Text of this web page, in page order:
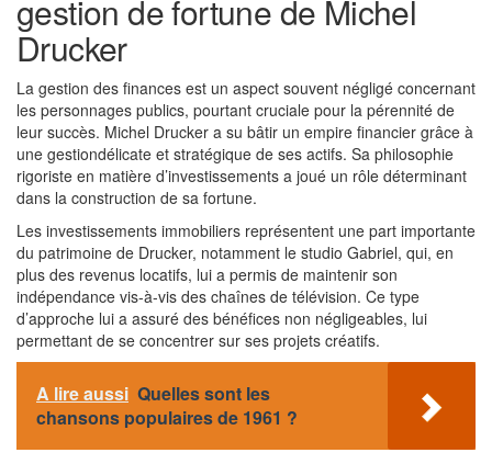
gestion de fortune de Michel
Drucker
La gestion des finances est un aspect souvent négligé concernant
les personnages publics, pourtant cruciale pour la pérennité de
leur succès. Michel Drucker a su bâtir un empire financier grâce à
une gestiondélicate et stratégique de ses actifs. Sa philosophie
rigoriste en matière d’investissements a joué un rôle déterminant
dans la construction de sa fortune.
Les investissements immobiliers représentent une part importante
du patrimoine de Drucker, notamment le studio Gabriel, qui, en
plus des revenus locatifs, lui a permis de maintenir son
indépendance vis-à-vis des chaînes de télévision. Ce type
d’approche lui a assuré des bénéfices non négligeables, lui
permettant de se concentrer sur ses projets créatifs.
A lire aussi Quelles sont les
chansons populaires de 1961 ?